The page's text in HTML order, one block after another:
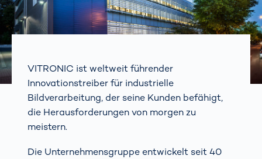
VITRONIC ist weltweit führender
Innovationstreiber für industrielle
Bildverarbeitung, der seine Kunden befähigt,
die Herausforderungen von morgen zu
meistern.
Die Unternehmensgruppe entwickelt seit 40